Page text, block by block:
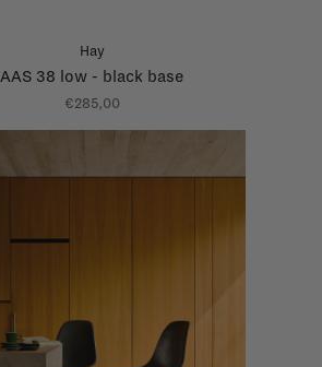
Hay
AAS 38 low - black base
€285,00